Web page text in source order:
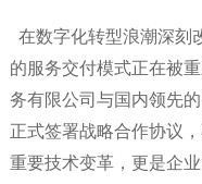
在数字化转型浪潮深刻
的服务交付模式正在被
务有限公司与国内领先
正式签署战略合作协议
重要技术变革，更是企业